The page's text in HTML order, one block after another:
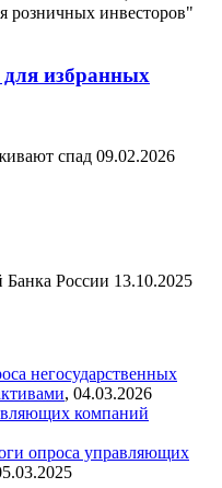
розничных инвесторов"
для избранных
спад 09.02.2026
Банка России 13.10.2025
негосударственных
, 04.03.2026
компаний
опроса управляющих